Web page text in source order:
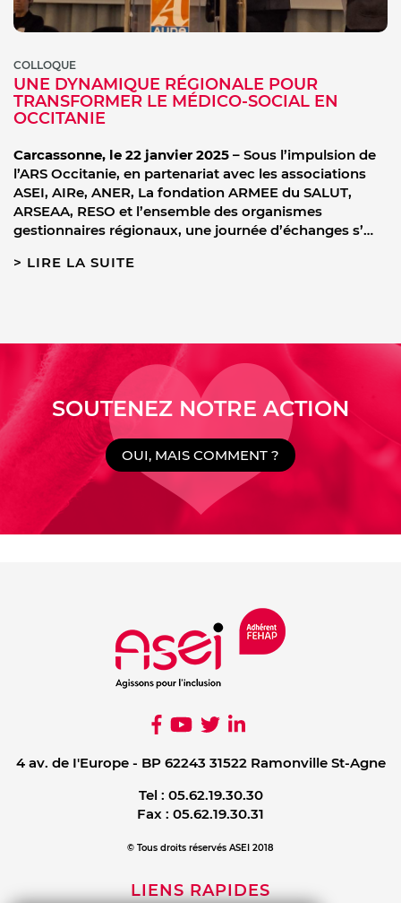
COLLOQUE
UNE DYNAMIQUE RÉGIONALE POUR
TRANSFORMER LE MÉDICO-SOCIAL EN
OCCITANIE
Carcassonne, le 22 janvier 2025 – Sous l’impulsion de
l’ARS Occitanie, en partenariat avec les associations
ASEI, AIRe, ANER, La fondation ARMEE du SALUT,
ARSEAA, RESO et l’ensemble des organismes
gestionnaires régionaux, une journée d’échanges s’…
LIRE LA SUITE
SOUTENEZ NOTRE ACTION
OUI, MAIS COMMENT ?
4 av. de I'Europe - BP 62243 31522 Ramonville St-Agne
Tel : 05.62.19.30.30
Fax : 05.62.19.30.31
© Tous droits réservés ASEI 2018
LIENS RAPIDES